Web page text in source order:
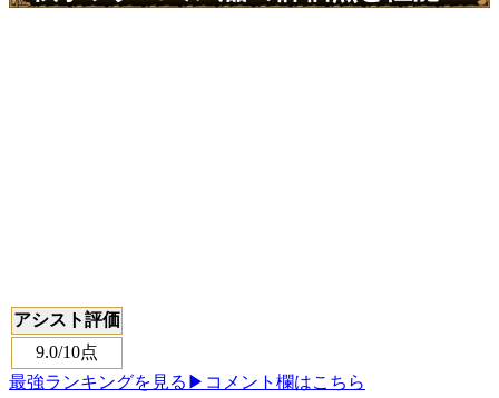
アシスト評価
9.0/10点
最強ランキングを見る ▶コメント欄はこちら